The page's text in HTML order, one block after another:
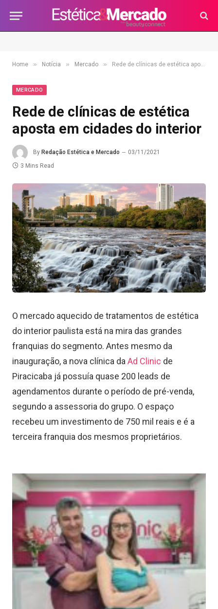
Home » Notícia » Mercado » Rede de clínicas de estética aposta em cidades do interior
MERCADO
Rede de clínicas de estética
aposta em cidades do interior
By Redação Estética e Mercado
03/11/2021
3 Mins Read
O mercado aquecido de tratamentos de estética
do interior paulista está na mira das grandes
franquias do segmento. Antes mesmo da
inauguração, a nova clínica da Ad Clinic de
Piracicaba já possuía quase 200 leads de
agendamentos durante o período de pré-venda,
segundo a assessoria do grupo. O espaço
recebeu um investimento de 750 mil reais e é a
terceira franquia dos mesmos proprietários.